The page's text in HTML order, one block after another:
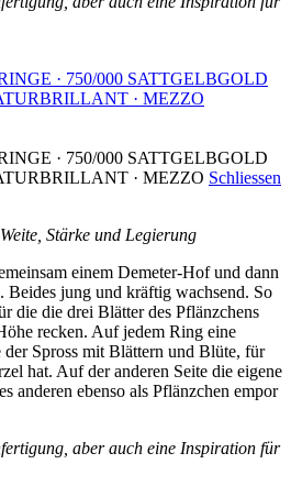
· 750/000 SATTGELBGOLD
· MEZZO
· 750/000 SATTGELBGOLD
· MEZZO Schliessen
Stärke und Legierung
einem Demeter-Hof und dann
Beides jung und kräftig wachsend. So
die die drei Blätter des Pflänzchens
recken. Auf jedem Ring eine
Spross mit Blättern und Blüte, für
hat. Auf der anderen Seite die eigene
anderen ebenso als Pflänzchen empor
aber auch eine Inspiration für